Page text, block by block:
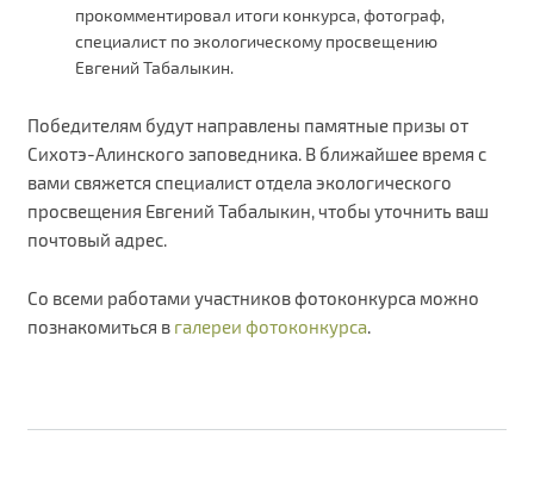
прокомментировал итоги конкурса, фотограф,
специалист по экологическому просвещению
Евгений Табалыкин.
Победителям будут направлены памятные призы от
Сихотэ-Алинского заповедника. В ближайшее время с
вами свяжется специалист отдела экологического
просвещения Евгений Табалыкин, чтобы уточнить ваш
почтовый адрес.
Со всеми работами участников фотоконкурса можно
познакомиться в галереи фотоконкурса.